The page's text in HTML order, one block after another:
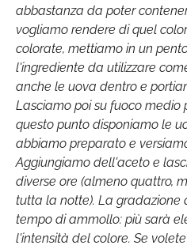
abbastanza da poter
vogliamo rendere di quel
colorate, mettiamo in un
l'ingrediente da utilizzare
anche le uova dentro e
Lasciamo poi su fuoco medio
questo punto disponiamo le
abbiamo preparato e
Aggiungiamo dell'aceto e
diverse ore (almeno quattro,
tutta la notte). La gradazione
tempo di ammollo: più sarà
l'intensità del colore. Se